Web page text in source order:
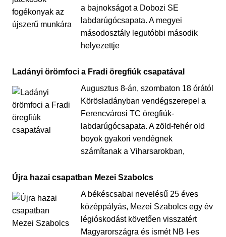
a bajnokságot a Dobozi SE
labdarúgócsapata. A megyei
másodosztály legutóbbi második
helyezettje
Ladányi örömfoci a Fradi öregfiúk csapatával
Augusztus 8-án, szombaton 18 órától
Körösladányban vendégszerepel a
Ferencvárosi TC öregfiúk-
labdarúgócsapata. A zöld-fehér old
boyok gyakori vendégnek
számítanak a Viharsarokban,
Újra hazai csapatban Mezei Szabolcs
A békéscsabai nevelésű 25 éves
középpályás, Mezei Szabolcs egy év
légióskodást követően visszatért
Magyarországra és ismét NB I-es